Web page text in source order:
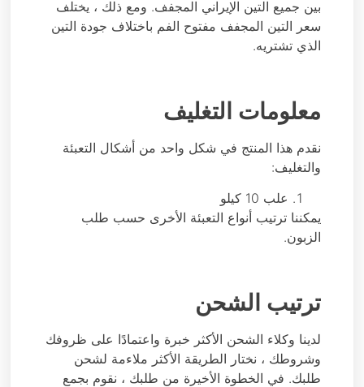
بين جميع التين الإيراني المجفف. ومع ذلك ، يختلف
سعر التين المجفف مفتوح الفم باختلاف جودة التين
الذي تشتريه.
معلومات التغليف
نقدم هذا المنتج في شكل واحد من أشكال التعبئة
والتغليف:
علب 10 كيلو
يمكننا ترتيب أنواع التعبئة الأخرى حسب طلب
الزبون.
ترتيب الشحن
لدينا وكلاء الشحن الأكثر خبرة واعتمادًا على ظروفك
وشروطك ، نختار الطريقة الأكثر ملاءمة لشحن
طلبك. في الخطوة الأخيرة من طلبك ، نقوم بجمع